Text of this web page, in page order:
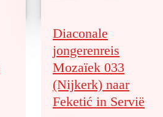
Diaconale
jongerenreis
Mozaïek 033
(Nijkerk) naar
Feketić in Servië